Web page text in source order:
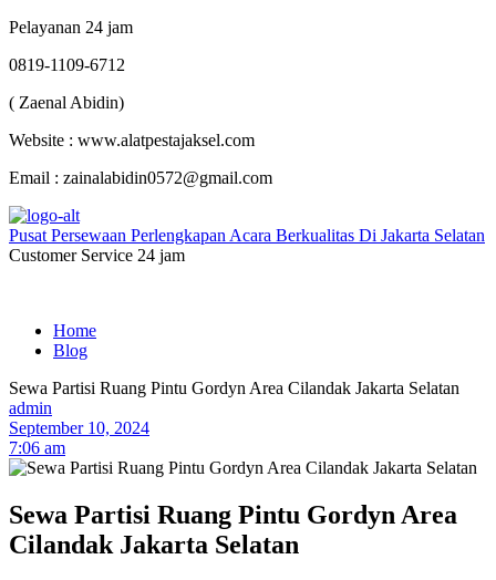
Pelayanan 24 jam
0819-1109-6712
( Zaenal Abidin)
Website : www.alatpestajaksel.com
Email : zainalabidin0572@gmail.com
Pusat Persewaan Perlengkapan Acara Berkualitas Di Jakarta Selatan
Customer Service 24 jam
Home
Blog
Sewa Partisi Ruang Pintu Gordyn Area Cilandak Jakarta Selatan
admin
September 10, 2024
7:06 am
Sewa Partisi Ruang Pintu Gordyn Area
Cilandak Jakarta Selatan